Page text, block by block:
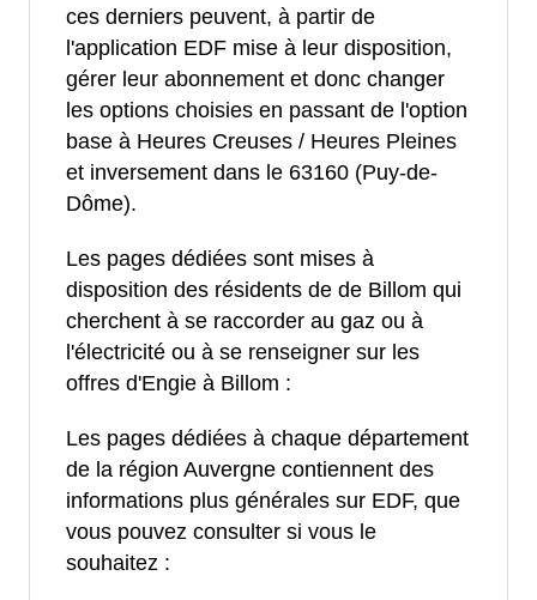
ces derniers peuvent, à partir de
l'application EDF mise à leur disposition,
gérer leur abonnement et donc changer
les options choisies en passant de l'option
base à Heures Creuses / Heures Pleines
et inversement dans le 63160 (Puy-de-
Dôme).
Les pages dédiées sont mises à
disposition des résidents de de Billom qui
cherchent à se raccorder au gaz ou à
l'électricité ou à se renseigner sur les
offres d'Engie à Billom :
Les pages dédiées à chaque département
de la région Auvergne contiennent des
informations plus générales sur EDF, que
vous pouvez consulter si vous le
souhaitez :